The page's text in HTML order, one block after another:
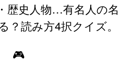
歴史人物…有名人の名
？読み方4択クイズ。
🎮